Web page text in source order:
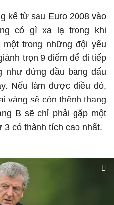
kể từ sau Euro 2008 vào
có gì xa lạ trong khi
trong những đội yếu
trọn 9 điểm để đi tiếp
như đứng đầu bảng đấu
Nếu làm được điều đó,
vàng sẽ còn thênh thang
B sẽ chỉ phải gặp một
có thành tích cao nhất.